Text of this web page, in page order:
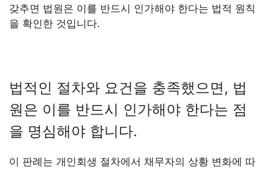
갖추면 법원은 이를 반드시 인가해야 한다는 법적 원칙
을 확인한 것입니다.
법적인 절차와 요건을 충족했으면, 법
원은 이를 반드시 인가해야 한다는 점
을 명심해야 합니다.
이 판례는 개인회생 절차에서 채무자의 상황 변화에 따